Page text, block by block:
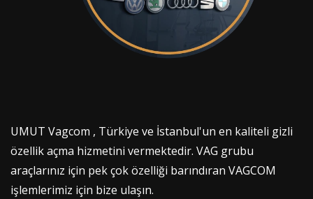
UMUT Vagcom , Türkiye ve İstanbul'un en kaliteli gizli
özellik açma hizmetini vermektedir. VAG grubu
araçlarınız için pek çok özelliği barındıran VAGCOM
işlemlerimiz için bize ulaşın.